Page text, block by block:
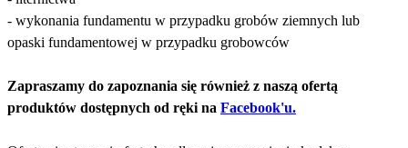
- wykonania fundamentu w przypadku grobów ziemnych lub
opaski fundamentowej w przypadku grobowców
Zapraszamy do zapoznania się również z naszą ofertą
produktów dostępnych od ręki na Facebook'u.